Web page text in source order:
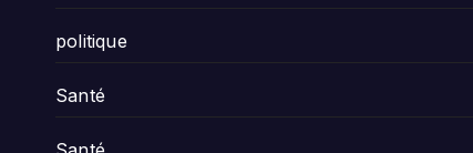
politique
Santé